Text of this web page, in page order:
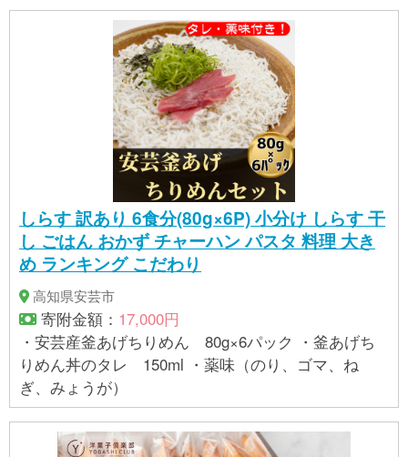
しらす 訳あり 6食分(80g×6P) 小分け しらす 干
し ごはん おかず チャーハン パスタ 料理 大き
め ランキング こだわり
高知県安芸市
寄附金額： 17,000円
・安芸産釜あげちりめん 80g×6パック ・釜あげち
りめん丼のタレ 150ml ・薬味（のり、ゴマ、ね
ぎ、みょうが）